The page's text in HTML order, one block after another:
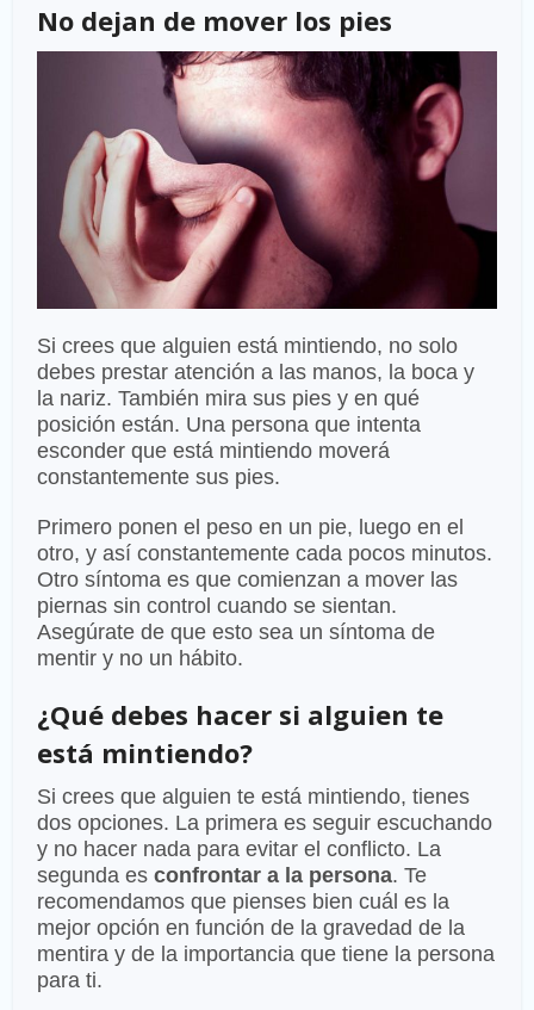
No dejan de mover los pies
Si crees que alguien está mintiendo, no solo
debes prestar atención a las manos, la boca y
la nariz. También mira sus pies y en qué
posición están. Una persona que intenta
esconder que está mintiendo moverá
constantemente sus pies.
Primero ponen el peso en un pie, luego en el
otro, y así constantemente cada pocos minutos.
Otro síntoma es que comienzan a mover las
piernas sin control cuando se sientan.
Asegúrate de que esto sea un síntoma de
mentir y no un hábito.
¿Qué debes hacer si alguien te
está mintiendo?
Si crees que alguien te está mintiendo, tienes
dos opciones. La primera es seguir escuchando
y no hacer nada para evitar el conflicto. La
segunda esconfrontar a la persona. Te
recomendamos que pienses bien cuál es la
mejor opción en función de la gravedad de la
mentira y de la importancia que tiene la persona
para ti.